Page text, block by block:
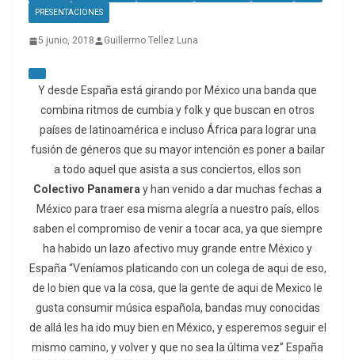
PRESENTACIONES
5 junio, 2018 Guillermo Tellez Luna
Y desde España está girando por México una banda que
combina ritmos de cumbia y folk y que buscan en otros
países de latinoamérica e incluso África para lograr una
fusión de géneros que su mayor intención es poner a bailar
a todo aquel que asista a sus conciertos, ellos son
Colectivo Panamera y han venido a dar muchas fechas a
México para traer esa misma alegría a nuestro país, ellos
saben el compromiso de venir a tocar aca, ya que siempre
ha habido un lazo afectivo muy grande entre México y
España “Veníamos platicando con un colega de aqui de eso,
de lo bien que va la cosa, que la gente de aqui de Mexico le
gusta consumir música española, bandas muy conocidas
de allá les ha ido muy bien en México, y esperemos seguir el
mismo camino, y volver y que no sea la última vez” España